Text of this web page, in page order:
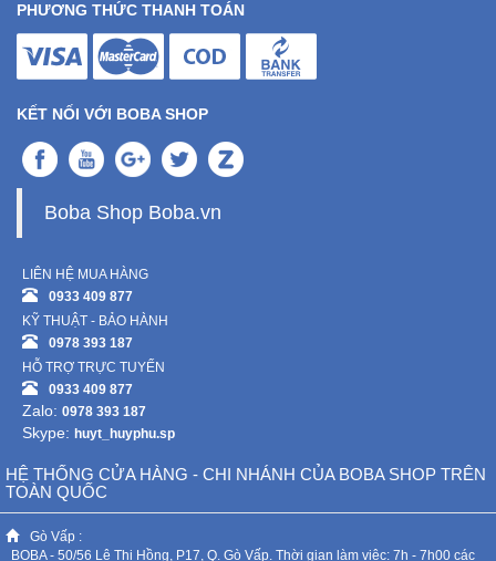
PHƯƠNG THỨC THANH TOÁN
KẾT NỐI VỚI BOBA SHOP
Boba Shop Boba.vn
LIÊN HỆ MUA HÀNG
0933 409 877
KỸ THUẬT - BẢO HÀNH
0978 393 187
HỖ TRỢ TRỰC TUYẾN
0933 409 877
Zalo: 0978 393 187
Skype: huyt_huyphu.sp
HỆ THỐNG CỬA HÀNG - CHI NHÁNH CỦA BOBA SHOP TRÊN
TOÀN QUỐC
Gò Vấp :
BOBA - 50/56 Lê Thị Hồng, P17, Q. Gò Vấp. Thời gian làm việc: 7h - 7h00 các